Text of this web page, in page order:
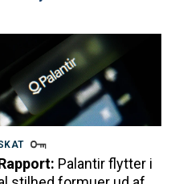
Palantir flytter i